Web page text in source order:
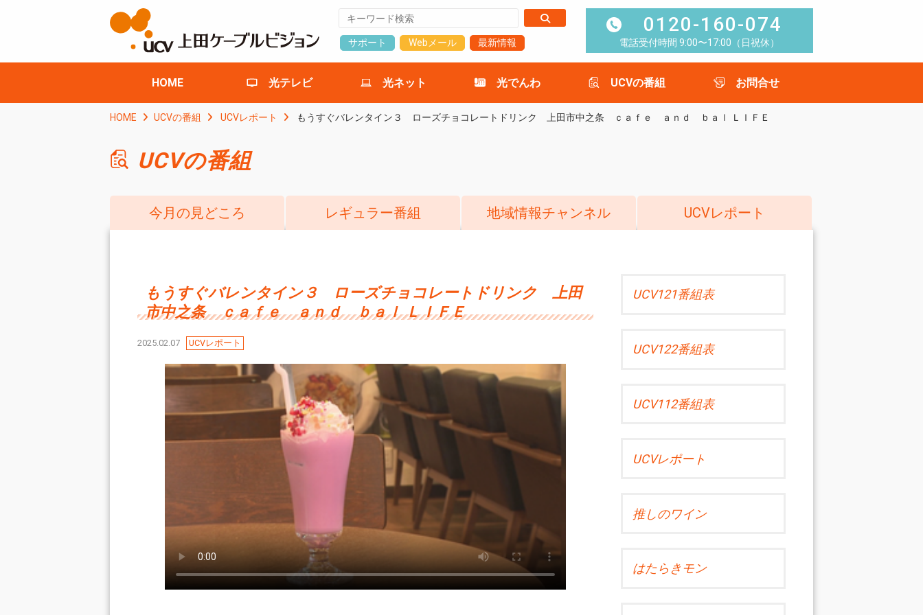
サポート Webメール 最新情報
0120-160-074
電話受付時間 9:00〜17:00（日祝休）
HOME 光テレビ 光ネット 光でんわ UCVの番組 お問合せ
HOME UCVの番組 UCVレポート もうすぐバレンタイン３ ローズチョコレートドリンク 上田市中之条 ｃａｆｅ ａｎｄ ｂａｌ ＬＩＦＥ
UCVの番組
今月の見どころ レギュラー番組 地域情報チャンネル UCVレポート
もうすぐバレンタイン３ ローズチョコレートドリンク 上田
市中之条 ｃａｆｅ ａｎｄ ｂａｌ ＬＩＦＥ
2025.02.07 UCVレポート
UCV121番組表
UCV122番組表
UCV112番組表
UCVレポート
推しのワイン
はたらきモン